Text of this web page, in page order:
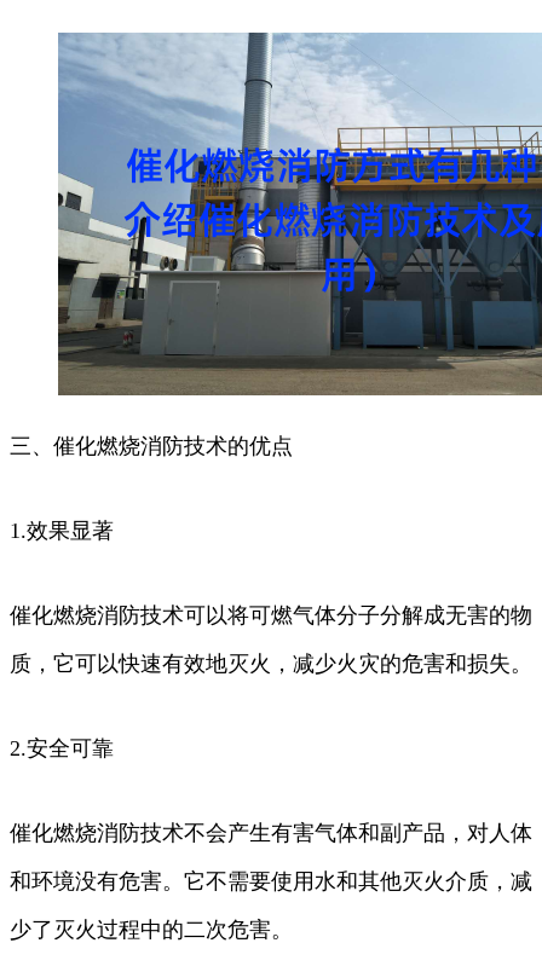
三、催化燃烧消防技术的优点
1.效果显著
催化燃烧消防技术可以将可燃气体分子分解成无害的物
质，它可以快速有效地灭火，减少火灾的危害和损失。
2.安全可靠
催化燃烧消防技术不会产生有害气体和副产品，对人体
和环境没有危害。它不需要使用水和其他灭火介质，减
少了灭火过程中的二次危害。